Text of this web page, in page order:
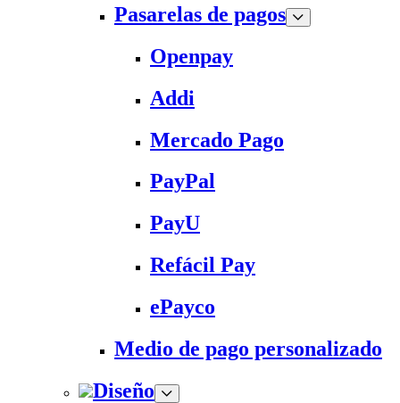
Pasarelas de pagos
Openpay
Addi
Mercado Pago
PayPal
PayU
Refácil Pay
ePayco
Medio de pago personalizado
Diseño